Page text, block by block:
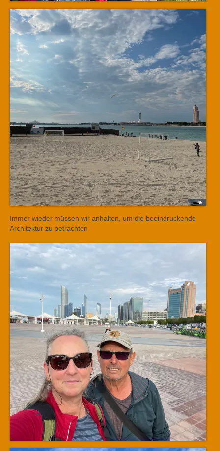
Immer wieder müssen wir anhalten, um die beeindruckende
Architektur zu betrachten